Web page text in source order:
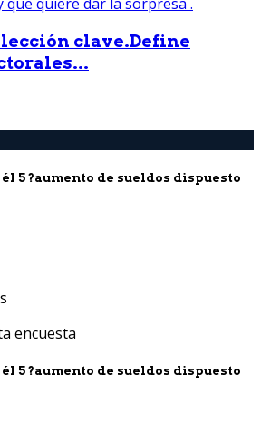
clave.Define
5 ?aumento de sueldos dispuesto
encuesta
5 ?aumento de sueldos dispuesto